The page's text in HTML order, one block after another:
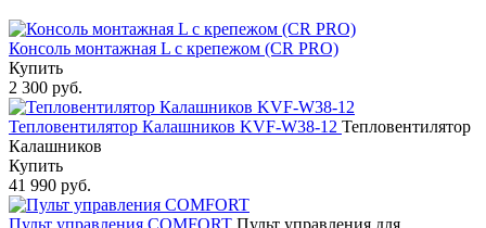
Консоль монтажная L с крепежом (CR PRO)
Купить
2 300 руб.
Тепловентилятор Калашников KVF-W38-12 Тепловентилятор
Калашников
Купить
41 990 руб.